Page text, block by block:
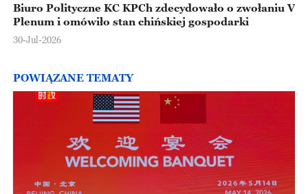
Biuro Polityczne KC KPCh zdecydowało o zwołaniu V
Plenum i omówiło stan chińskiej gospodarki
30-Jul-2026
POWIĄZANE TEMATY